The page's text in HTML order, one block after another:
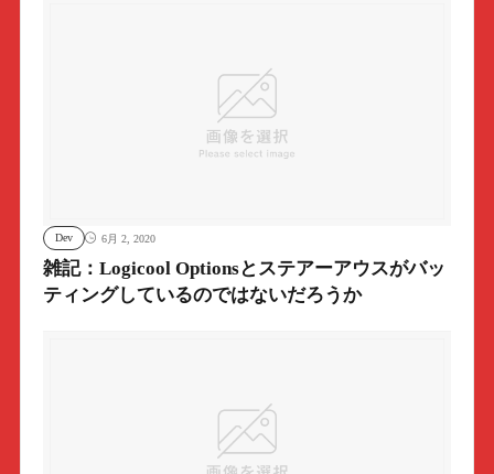
Dev 6月 2, 2020
雑記：Logicool Optionsとステアーアウスがバッ
ティングしているのではないだろうか